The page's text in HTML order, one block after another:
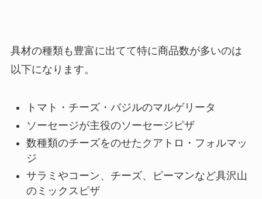
具材の種類も豊富に出てて特に商品数が多いのは
以下になります。
トマト・チーズ・バジルのマルゲリータ
ソーセージが主役のソーセージピザ
数種類のチーズをのせたクアトロ・フォルマッ
ジ
サラミやコーン、チーズ、ピーマンなど具沢山
のミックスピザ